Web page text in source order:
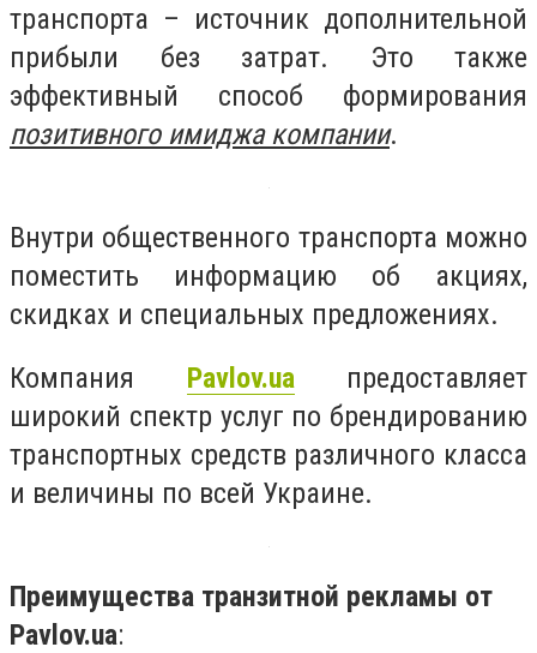
транспорта – источник дополнительной
прибыли без затрат. Это также
эффективный способ формирования
позитивного имиджа компании.
Внутри общественного транспорта можно
поместить информацию об акциях,
скидках и специальных предложениях.
Компания Pavlov.uaпредоставляет
широкий спектр услуг по брендированию
транспортных средств различного класса
и величины по всей Украине.
Преимущества транзитной рекламы от
Pavlov.ua: